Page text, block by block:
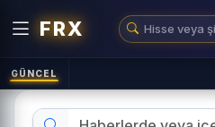
FRX
GÜNCEL